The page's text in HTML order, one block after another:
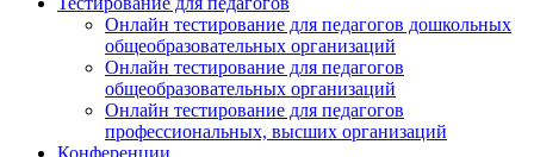
Онлайн тестирование для педагогов дошкольных
общеобразовательных организаций
Онлайн тестирование для педагогов
общеобразовательных организаций
Онлайн тестирование для педагогов
профессиональных, высших организаций
Конференции